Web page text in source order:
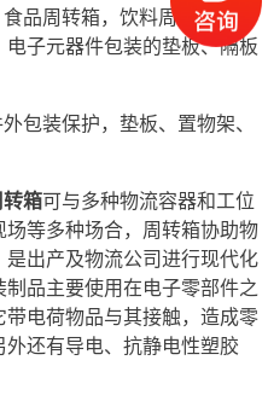
周转箱，饮料周转箱，农
子元器件包装的垫板、隔板
装保护，垫板、置物架、
箱可与多种物流容器和工位
等多种场合，周转箱协助物
出产及物流公司进行现代化
品主要使用在电子零部件之
电荷物品与其接触，造成零
还有导电、抗静电性塑胶